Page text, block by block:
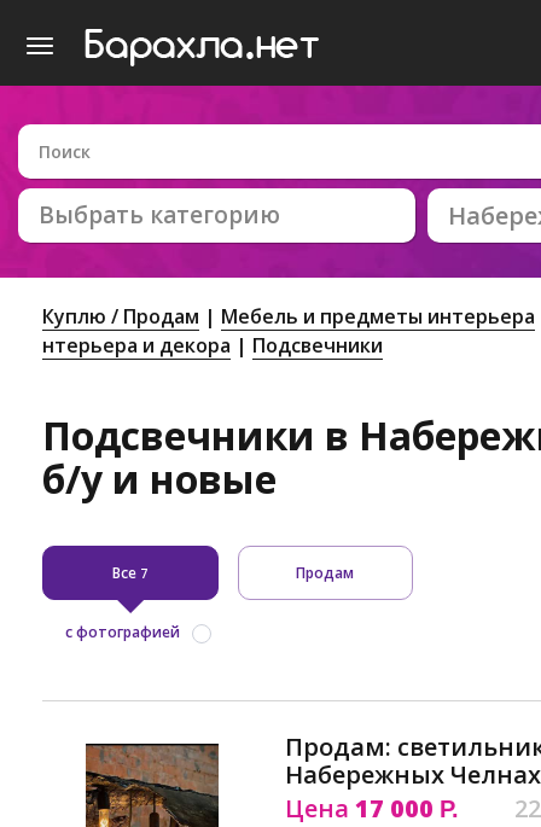
Выбрать категорию
Куплю / Продам
Мебель и предметы интерьера
нтерьера и декора
Подсвечники
Подсвечники в
б/у и новые
Все 7 Продам
с фотографией
Продам:
Набережных Челнах
Цена 17 000 Р.